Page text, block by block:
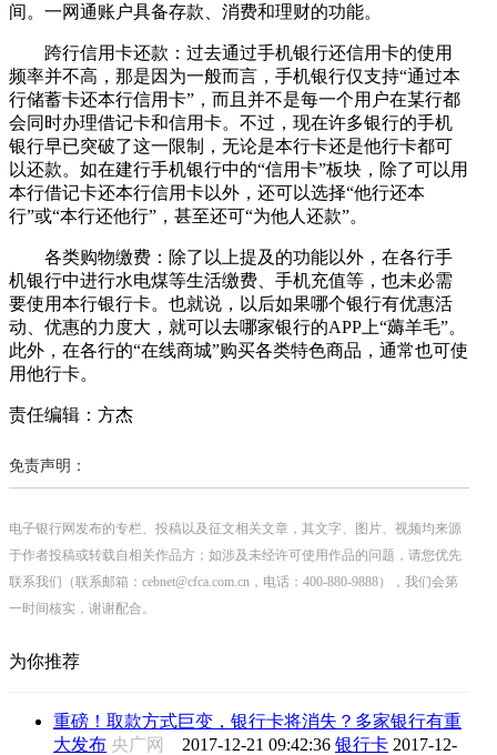
间。一网通账户具备存款、消费和理财的功能。
跨行信用卡还款：过去通过手机银行还信用卡的使用
频率并不高，那是因为一般而言，手机银行仅支持“通过本
行储蓄卡还本行信用卡”，而且并不是每一个用户在某行都
会同时办理借记卡和信用卡。不过，现在许多银行的手机
银行早已突破了这一限制，无论是本行卡还是他行卡都可
以还款。如在建行手机银行中的“信用卡”板块，除了可以用
本行借记卡还本行信用卡以外，还可以选择“他行还本
行”或“本行还他行”，甚至还可“为他人还款”。
各类购物缴费：除了以上提及的功能以外，在各行手
机银行中进行水电煤等生活缴费、手机充值等，也未必需
要使用本行银行卡。也就说，以后如果哪个银行有优惠活
动、优惠的力度大，就可以去哪家银行的APP上“薅羊毛”。
此外，在各行的“在线商城”购买各类特色商品，通常也可使
用他行卡。
责任编辑：方杰
免责声明：
电子银行网发布的专栏、投稿以及征文相关文章，其文字、图片、视频均来源
于作者投稿或转载自相关作品方；如涉及未经许可使用作品的问题，请您优先
联系我们（联系邮箱：cebnet@cfca.com.cn，电话：400-880-9888），我们会第
一时间核实，谢谢配合。
为你推荐
重磅！取款方式巨变，银行卡将消失？多家银行有重
大发布 央广网 2017-12-21 09:42:36 银行卡 2017-12-